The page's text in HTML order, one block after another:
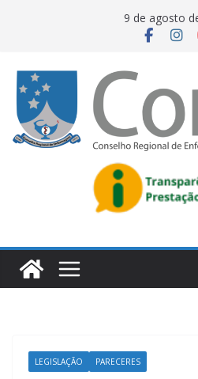
9 de agosto
LEGISLAÇÃO PARECERES